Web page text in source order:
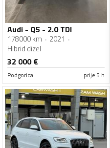
Audi - Q5 - 2.0 TDI
178000 km
2021
Hibrid dizel
32 000€
Podgorica prije 5 h